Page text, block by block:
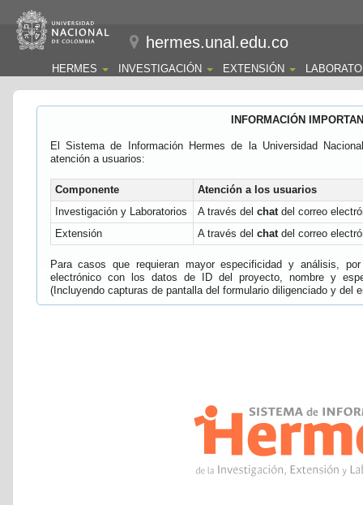
hermes.unal.edu.co
HERMES INVESTIGACIÓN EXTENSIÓN
INFORMACIÓN
El Sistema de Información Hermes de la Universidad
atención a usuarios:
Componente
Atención a los usuarios
Investigación y Laboratorios
A través del chatdel correo
Extensión
A través del chatdel correo
Para casos que requieran mayor especificidad y análisis,
electrónico con los datos de ID del proyecto, nombre y
(Incluyendo capturas de pantalla del formulario diligenciado y del